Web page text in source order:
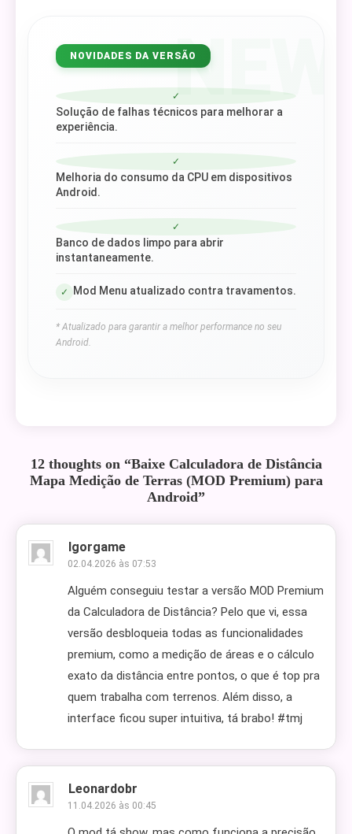
NEW
NOVIDADES DA VERSÃO
✓
Solução de falhas técnicos para melhorar a
experiência.
✓
Melhoria do consumo da CPU em dispositivos
Android.
✓
Banco de dados limpo para abrir
instantaneamente.
✓ Mod Menu atualizado contra travamentos.
* Atualizado para garantir a melhor performance no seu
Android.
12 thoughts on “Baixe Calculadora de Distância
Mapa Medição de Terras (MOD Premium) para
Android”
Igorgame
02.04.2026 às 07:53
Alguém conseguiu testar a versão MOD Premium
da Calculadora de Distância? Pelo que vi, essa
versão desbloqueia todas as funcionalidades
premium, como a medição de áreas e o cálculo
exato da distância entre pontos, o que é top pra
quem trabalha com terrenos. Além disso, a
interface ficou super intuitiva, tá brabo! #tmj
Leonardobr
11.04.2026 às 00:45